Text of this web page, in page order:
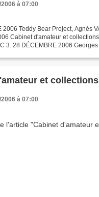
à 07:00
2006 Teddy Bear Project, Agnès
Cabinet d'amateur et
3. 28 DÉCEMBRE 2006
et collections
à 07:00